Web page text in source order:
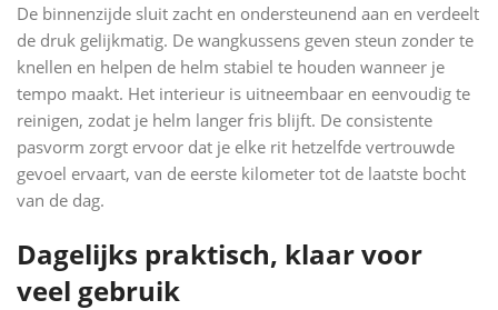
De binnenzijde sluit zacht en ondersteunend aan en verdeelt
de druk gelijkmatig. De wangkussens geven steun zonder te
knellen en helpen de helm stabiel te houden wanneer je
tempo maakt. Het interieur is uitneembaar en eenvoudig te
reinigen, zodat je helm langer fris blijft. De consistente
pasvorm zorgt ervoor dat je elke rit hetzelfde vertrouwde
gevoel ervaart, van de eerste kilometer tot de laatste bocht
van de dag.
Dagelijks praktisch, klaar voor
veel gebruik